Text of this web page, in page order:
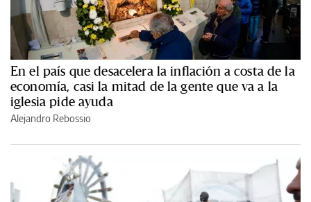
En el país que desacelera la inflación a costa de la
economía, casi la mitad de la gente que va a la
iglesia pide ayuda
Alejandro Rebossio